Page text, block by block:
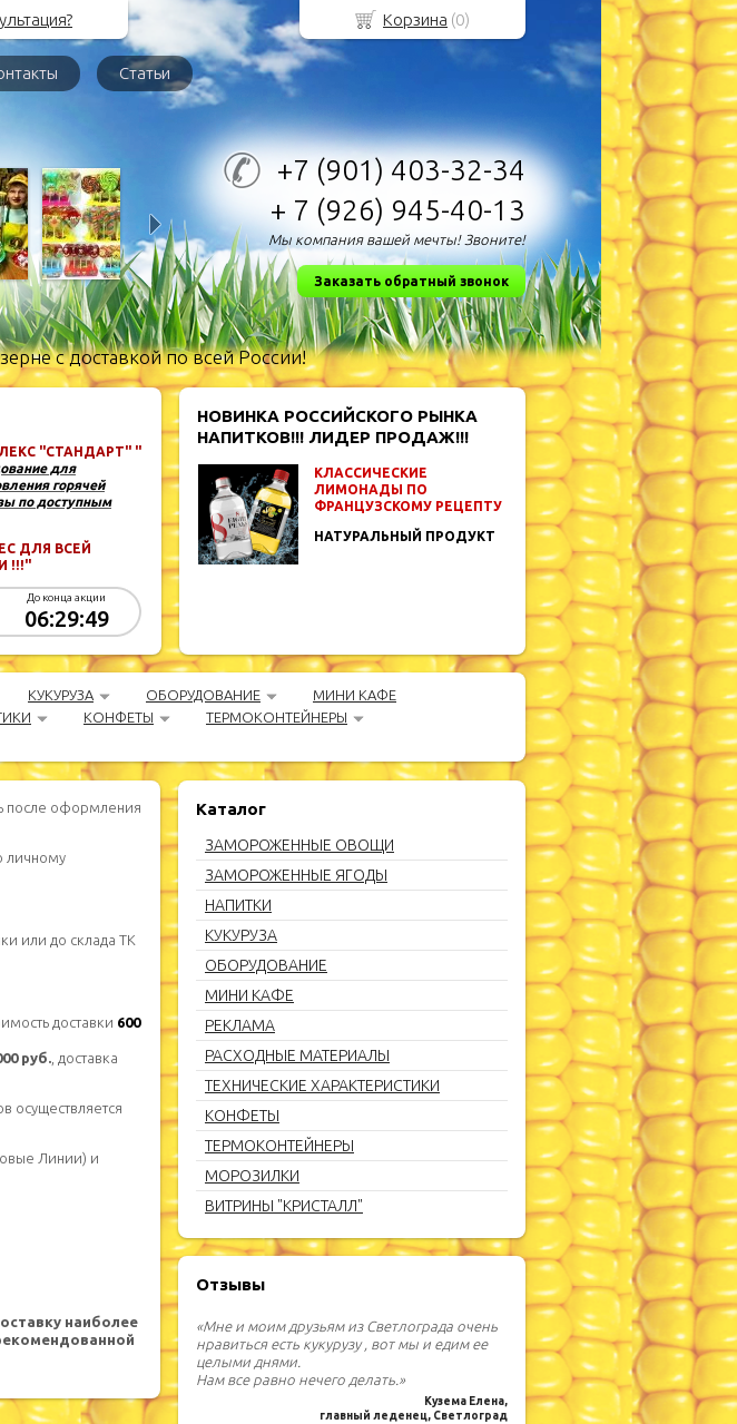
Статьи
+7 (901) 403-32-34
+ 7 (926) 945-40-13
Мы компания вашей мечты! Звоните!
Заказать обратный звонок
с доставкой по всей России!
"СТАНДАРТ" "
для
горячей
по доступным
ДЛЯ ВСЕЙ
!!!"
До конца акции
06:29:47
НОВИНКА РОССИЙСКОГО РЫНКА
НАПИТКОВ!!! ЛИДЕР ПРОДАЖ!!!
КЛАССИЧЕСКИЕ
ЛИМОНАДЫ ПО
ФРАНЦУЗСКОМУ РЕЦЕПТУ
НАТУРАЛЬНЫЙ ПРОДУКТ
КУКУРУЗА ОБОРУДОВАНИЕ
МИНИ КАФЕ
КОНФЕТЫ
ТЕРМОКОНТЕЙНЕРЫ
Каталог
ЗАМОРОЖЕННЫЕ ОВОЩИ
ЗАМОРОЖЕННЫЕ ЯГОДЫ
НАПИТКИ
КУКУРУЗА
ОБОРУДОВАНИЕ
МИНИ КАФЕ
РЕКЛАМА
РАСХОДНЫЕ МАТЕРИАЛЫ
ТЕХНИЧЕСКИЕ ХАРАКТЕРИСТИКИ
КОНФЕТЫ
ТЕРМОКОНТЕЙНЕРЫ
МОРОЗИЛКИ
ВИТРИНЫ "КРИСТАЛЛ"
Отзывы
«Мне и моим друзьям из Светлограда очень
нравиться есть кукурузу , вот мы и едим ее
целыми днями.
Нам все равно нечего делать.»
Кузема Елена,
главный леденец, Светлоград
после оформления
личному
или до склада ТК
доставки 600
руб. , доставка
осуществляется
Линии) и
наиболее
Корзина (0)